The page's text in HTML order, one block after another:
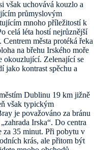
však uchovává kouzlo a
průmyslovým
mnoho příležitostí k
celá léta hostí nejrůznější
města protéká řeka
na břehu Irského moře
okouzlující. Zelenající se
jako kontrast spěchu a
Dublinu 19 km jižně
však typickým
je považováno za bránu
Irska“. Do centra
za 35 minut. Při pobytu v
krás, ale přitom být